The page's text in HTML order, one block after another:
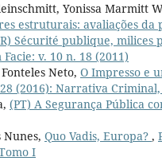
Yonissa Marmitt
estruturais: avaliações da
Sécurité publique, milices
Facie: v. 10 n. 18 (2011)
Neto, O Impresso e
(2016): Narrativa
(PT) A Segurança Pública
Nunes, Quo Vadis, Europa? ,
I